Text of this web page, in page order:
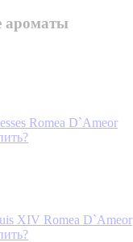
ароматы
Romea D`Ameor
XIV Romea D`Ameor